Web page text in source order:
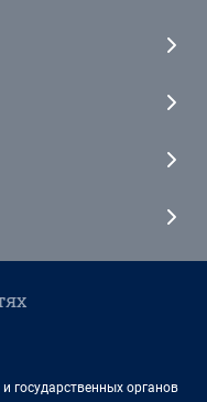
государственных органов